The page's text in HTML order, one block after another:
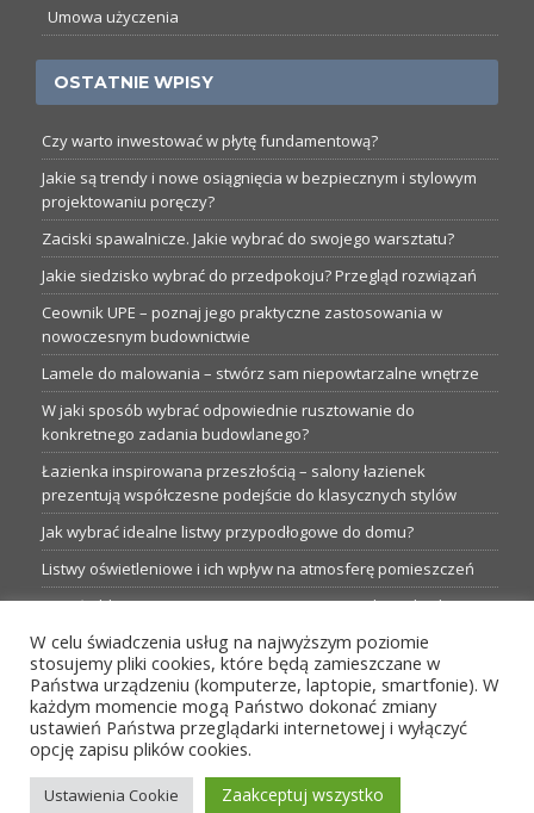
Umowa użyczenia
OSTATNIE WPISY
Czy warto inwestować w płytę fundamentową?
Jakie są trendy i nowe osiągnięcia w bezpiecznym i stylowym
projektowaniu poręczy?
Zaciski spawalnicze. Jakie wybrać do swojego warsztatu?
Jakie siedzisko wybrać do przedpokoju? Przegląd rozwiązań
Ceownik UPE – poznaj jego praktyczne zastosowania w
nowoczesnym budownictwie
Lamele do malowania – stwórz sam niepowtarzalne wnętrze
W jaki sposób wybrać odpowiednie rusztowanie do
konkretnego zadania budowlanego?
Łazienka inspirowana przeszłością – salony łazienek
prezentują współczesne podejście do klasycznych stylów
Jak wybrać idealne listwy przypodłogowe do domu?
Listwy oświetleniowe i ich wpływ na atmosferę pomieszczeń
Garaże blaszane: Nieocenione magazyny podczas budowy
Profesjonalne hurtownie dla każdego budowlańca i instalatora
Proste metamorfozy aranżacji w łazience: 5 praktycznych
pomysłów
W celu świadczenia usług na najwyższym poziomie
stosujemy pliki cookies, które będą zamieszczane w
Państwa urządzeniu (komputerze, laptopie, smartfonie). W
każdym momencie mogą Państwo dokonać zmiany
ustawień Państwa przeglądarki internetowej i wyłączyć
opcję zapisu plików cookies.
Ustawienia Cookie Zaakceptuj wszystko